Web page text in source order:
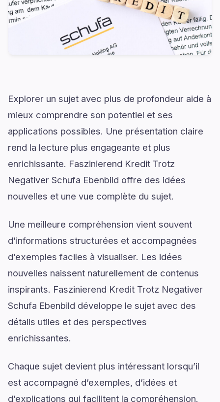
Explorer un sujet avec plus de profondeur aide à
mieux comprendre son potentiel et ses
applications possibles. Une présentation claire
rend la lecture plus engageante et plus
enrichissante. Faszinierend Kredit Trotz
Negativer Schufa Ebenbild offre des idées
nouvelles et une vue complète du sujet.
Une meilleure compréhension vient souvent
d’informations structurées et accompagnées
d’exemples faciles à visualiser. Les idées
nouvelles naissent naturellement de contenus
inspirants. Faszinierend Kredit Trotz Negativer
Schufa Ebenbild développe le sujet avec des
détails utiles et des perspectives
enrichissantes.
Chaque sujet devient plus intéressant lorsqu’il
est accompagné d’exemples, d’idées et
d’explications qui facilitent la compréhension.